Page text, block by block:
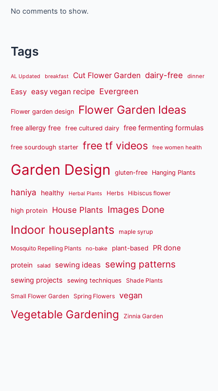
No comments to show.
Tags
AL Updated breakfast Cut Flower Garden dairy-free dinner
Easy easy vegan recipe Evergreen
Flower garden design Flower Garden Ideas
free allergy free free cultured dairy free fermenting formulas
free sourdough starter free tf videos free women health
Garden Design gluten-free Hanging Plants
haniya healthy Herbal Plants Herbs Hibiscus flower
high protein House Plants Images Done
Indoor houseplants maple syrup
Mosquito Repelling Plants no-bake plant-based PR done
protein salad sewing ideas sewing patterns
sewing projects sewing techniques Shade Plants
Small Flower Garden Spring Flowers vegan
Vegetable Gardening Zinnia Garden